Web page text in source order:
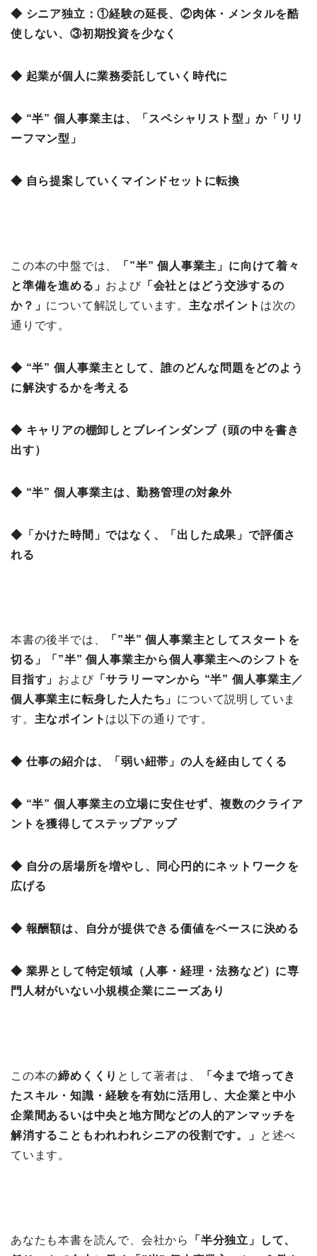
◆ シニア独立：①経験の延長、②肉体・メンタルを酷
使しない、③初期投資を少なく
◆ 起業が個人に業務委託していく時代に
◆ “半” 個人事業主は、「スペシャリスト型」か「リリ
ーフマン型」
◆ 自ら提案していくマインドセットに転換
この本の中盤では、
「”半” 個人事業主」に向けて着々
と準備を進める 」 および「会社とはどう交渉するの
か？」 について解説しています。 主なポイント は次の
通りです。
◆ “半” 個人事業主として、誰のどんな問題をどのよう
に解決するかを考える
◆ キャリアの棚卸しとブレインダンプ（頭の中を書き
出す）
◆ “半” 個人事業主は、勤務管理の対象外
◆「かけた時間」ではなく、「出した成果」で評価さ
れる
本書の後半では、
「”半” 個人事業主としてスタートを
切る」「”半” 個人事業主から個人事業主へのシフトを
目指す」 および「サラリーマンから “半” 個人事業主／
個人事業主に転身した人たち」 について説明していま
す。 主なポイント は以下の通りです。
◆ 仕事の紹介は、「弱い紐帯」の人を経由してくる
◆ “半” 個人事業主の立場に安住せず、複数のクライア
ントを獲得してステップアップ
◆ 自分の居場所を増やし、同心円的にネットワークを
広げる
◆ 報酬額は、自分が提供できる価値をベースに決める
◆ 業界として特定領域（人事・経理・法務など）に専
門人材がいない小規模企業にニーズあり
この本の締めくくり として著者は、
「今まで培ってき
たスキル・知識・経験を有効に活用し、大企業と中小
企業間あるいは中央と地方間などの人的アンマッチを
解消することもわれわれシニアの役割です。」
と述べ
ています。
あなたも本書を読んで、会社から
「半分独立」して、